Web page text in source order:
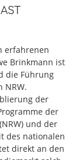
erfahrenen
Brinkmann ist
die Führung
NRW.
der
der
und der
des nationalen
direkt an den